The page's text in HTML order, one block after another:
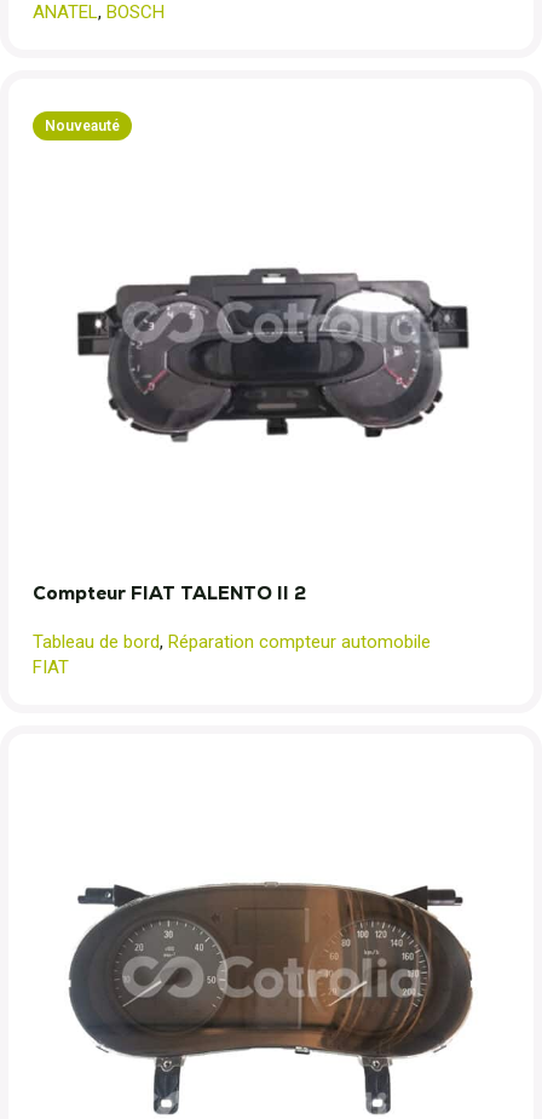
ANATEL, BOSCH
Nouveauté
Compteur FIAT TALENTO II 2
Tableau de bord, Réparation compteur automobile
FIAT